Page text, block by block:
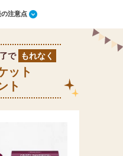
注意点
で もれなく
ット
ト